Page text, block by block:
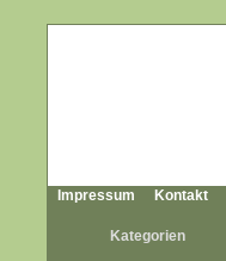
Impressum Kontakt
Kategorien